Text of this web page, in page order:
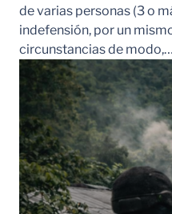
de varias personas (3 o
indefensión, por un
circunstancias de modo,…